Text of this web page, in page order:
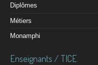
Diplômes
Métiers
Monamphi
Enseignants / TICE